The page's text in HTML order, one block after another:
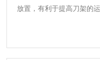
放置，有利于提高刀架的